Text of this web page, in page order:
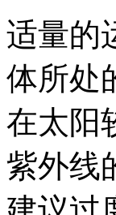
适量的
体所处
在太阳
紫外线